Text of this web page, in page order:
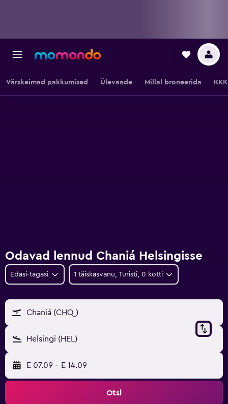
Värskeimad pakkumised Ülevaade Millal broneerida KKK
Odavad lennud Chaniá Helsingisse
Edasi-tagasi 1 täiskasvanu, Turisti, 0 kotti
Chaniá (CHQ)
Helsingi (HEL)
E 07.09 - E 14.09
Otsi